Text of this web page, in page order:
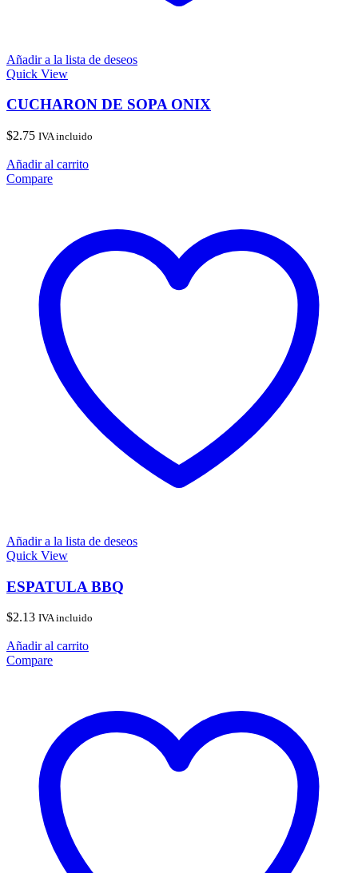
Añadir a la lista de deseos
Quick View
CUCHARON DE SOPA ONIX
$2.75 IVA incluido
Añadir al carrito
Compare
Añadir a la lista de deseos
Quick View
ESPATULA BBQ
$2.13 IVA incluido
Añadir al carrito
Compare